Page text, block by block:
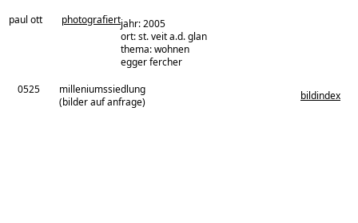
paul ott photografiertjahr: 2005
ort: st. veit a.d. glan
thema: wohnen
architekturbüro:
egger fercher
0525
milleniumssiedlung
(bilder auf anfrage)
bildindex